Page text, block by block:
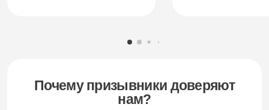
Почему призывники доверяют
нам?